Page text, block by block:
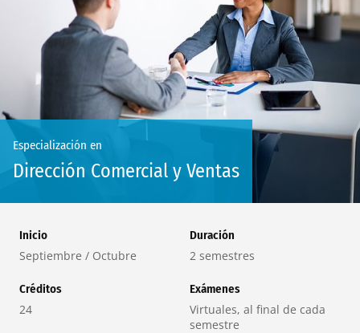
Especialización en
Dirección Comercial y Ventas
Inicio
Septiembre / Octubre
Duración
2 semestres
Créditos
24
Exámenes
Virtuales, al final de cada
semestre